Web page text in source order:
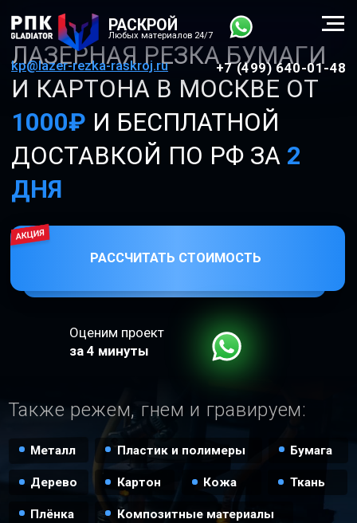
+7 (499) 640-01-48
kp@lazer-rezka-raskroj.ru
РАСКРОЙ
Любых материалов 24/7
Размер стола 6000*2000мм
Углеродистая сталь до 80 мм
Алюминий до 120 мм
Нержавеющая сталь до 100 мм
до 80мм
Медь до 80мм
ЛАЗЕРНАЯ РЕЗКА БУМАГИ
И КАРТОНА В МОСКВЕ ОТ
1000₽И БЕСПЛАТНОЙ
ДОСТАВКОЙ ПО РФ ЗА2
ДНЯ
Также режем, гнем и гравируем:
Картон
Оценим проект
за 4 минуты
Ткань
Резина